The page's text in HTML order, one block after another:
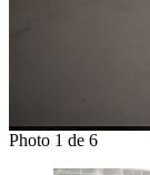
Photo 1 de 6